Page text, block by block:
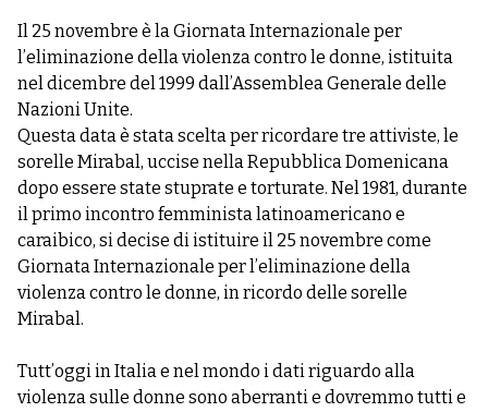
Il 25 novembre è la Giornata Internazionale per
l’eliminazione della violenza contro le donne, istituita
nel dicembre del 1999 dall’Assemblea Generale delle
Nazioni Unite.
Questa data è stata scelta per ricordare tre attiviste, le
sorelle Mirabal, uccise nella Repubblica Domenicana
dopo essere state stuprate e torturate. Nel 1981, durante
il primo incontro femminista latinoamericano e
caraibico, si decise di istituire il 25 novembre come
Giornata Internazionale per l’eliminazione della
violenza contro le donne, in ricordo delle sorelle
Mirabal.
Tutt’oggi in Italia e nel mondo i dati riguardo alla
violenza sulle donne sono aberranti e dovremmo tutti e